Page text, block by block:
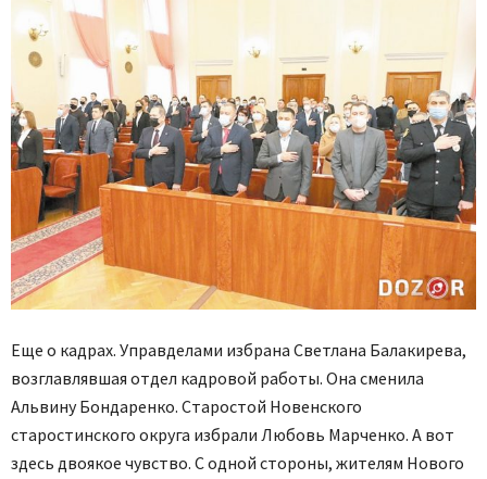
Еще о кадрах. Управделами избрана Светлана Балакирева,
возглавлявшая отдел кадровой работы. Она сменила
Альвину Бондаренко. Старостой Новенского
старостинского округа избрали Любовь Марченко. А вот
здесь двоякое чувство. С одной стороны, жителям Нового